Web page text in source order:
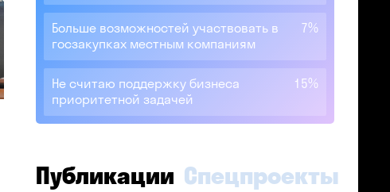
Больше возможностей участвовать в
госзакупках местным компаниям
7%
Не считаю поддержку бизнеса
приоритетной задачей
15%
Публикации Спецпроекты